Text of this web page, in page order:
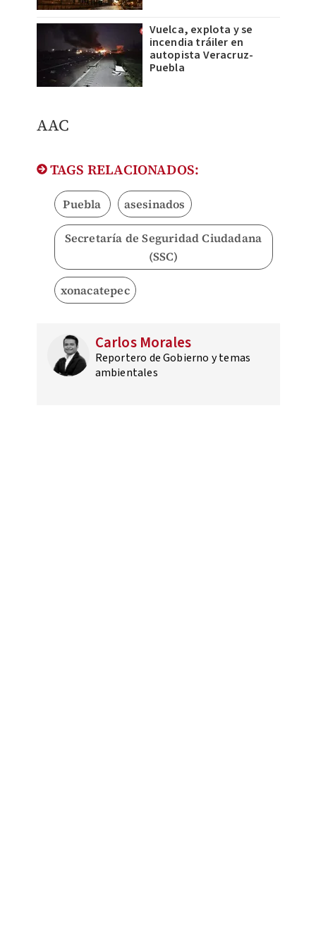
Vuelca, explota y se
incendia tráiler en
autopista Veracruz-
Puebla
AAC
TAGS RELACIONADOS:
Puebla asesinados
Secretaría de Seguridad Ciudadana
(SSC)
xonacatepec
Carlos Morales
Reportero de Gobierno y temas
ambientales